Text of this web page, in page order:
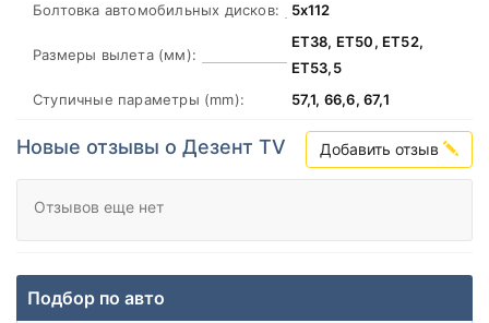
Болтовка автомобильных дисков: 5х112
Размеры вылета (мм):
ЕТ38, ЕТ50, ЕТ52,
ЕТ53,5
Ступичные параметры (mm):
57,1, 66,6, 67,1
Новые отзывы о Дезент TV Добавить отзыв
Отзывов еще нет
Подбор по авто